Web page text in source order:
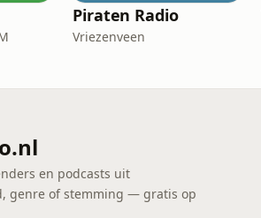
Piraten Radio
Vriezenveen
en podcasts uit
genre of stemming — gratis op